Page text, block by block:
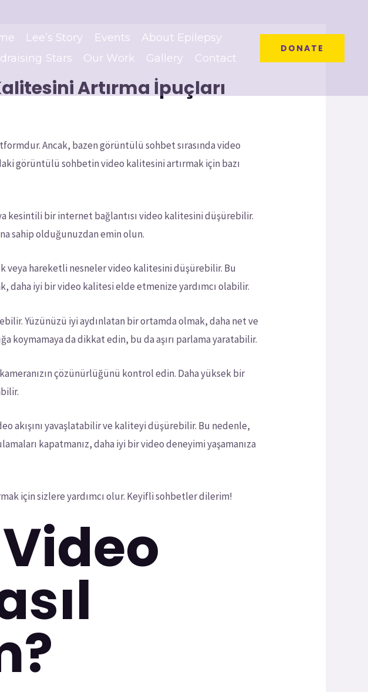
Lee’s Story Events
About Epilepsy
Stars
Our Work Gallery Contact
DONATE
Artırma İpuçları
Ancak, bazen görüntülü sohbet sırasında video
görüntülü sohbetin video kalitesini artırmak için bazı
kesintili bir internet bağlantısı video kalitesini düşürebilir.
sahip olduğunuzdan emin olun.
veya hareketli nesneler video kalitesini düşürebilir. Bu
daha iyi bir video kalitesi elde etmenize yardımcı olabilir.
Yüzünüzü iyi aydınlatan bir ortamda olmak, daha net ve
koymamaya da dikkat edin, bu da aşırı parlama yaratabilir.
çözünürlüğünü kontrol edin. Daha yüksek bir
akışını yavaşlatabilir ve kaliteyi düşürebilir. Bu nedenle,
kapatmanız, daha iyi bir video deneyimi yaşamanıza
için sizlere yardımcı olur. Keyifli sohbetler dilerim!